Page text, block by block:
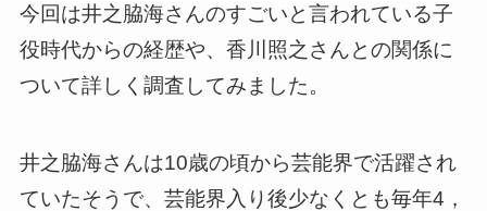
今回は井之脇海さんのすごいと言われている子
役時代からの経歴や、香川照之さんとの関係に
ついて詳しく調査してみました。
井之脇海さんは10歳の頃から芸能界で活躍され
ていたそうで、芸能界入り後少なくとも毎年4，